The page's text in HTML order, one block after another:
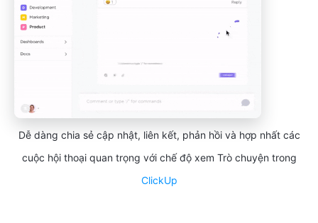
Dễ dàng chia sẻ cập nhật, liên kết, phản hồi và hợp nhất các
cuộc hội thoại quan trọng với chế độ xem Trò chuyện trong
ClickUp